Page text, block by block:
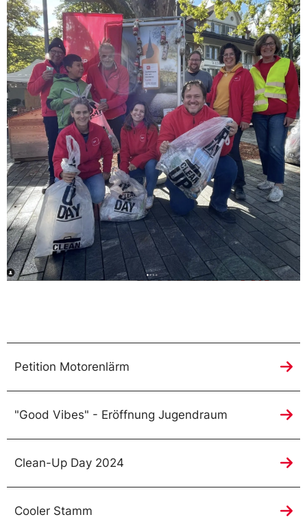
Petition Motorenlärm
"Good Vibes" - Eröffnung Jugendraum
Clean-Up Day 2024
Cooler Stamm